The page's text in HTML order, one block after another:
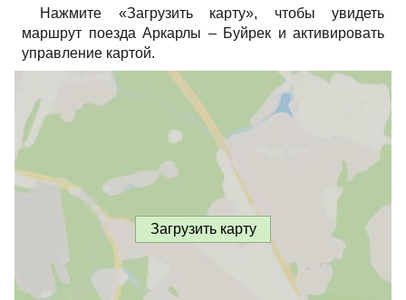
Нажмите «Загрузить карту», чтобы увидеть
маршрут поезда Аркарлы – Буйрек и активировать
управление картой.
Загрузить карту